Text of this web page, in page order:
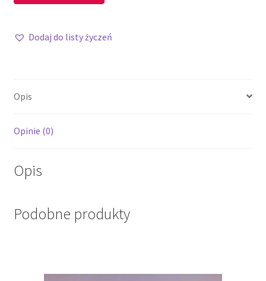
Dodaj do listy życzeń
Opis
Opinie (0)
Opis
Podobne produkty